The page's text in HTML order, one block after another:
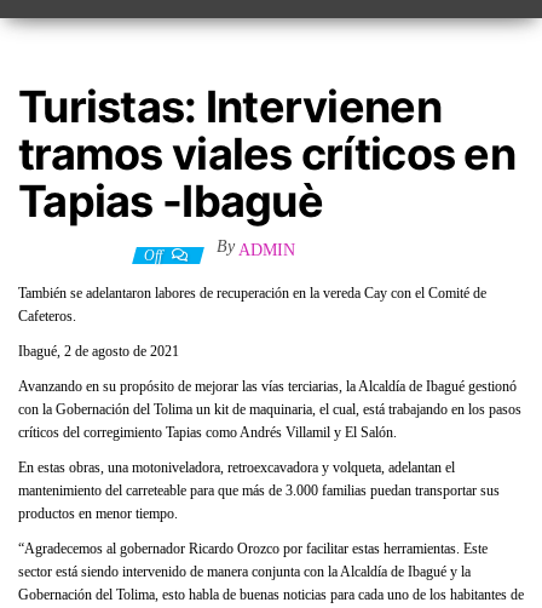
Turistas: Intervienen
tramos viales críticos en
Tapias -Ibaguè
Off By ADMIN
También se adelantaron labores de recuperación en la vereda Cay con el Comité de
Cafeteros.
Ibagué, 2 de agosto de 2021
Avanzando en su propósito de mejorar las vías terciarias, la Alcaldía de Ibagué gestionó
con la Gobernación del Tolima un kit de maquinaria, el cual, está trabajando en los pasos
críticos del corregimiento Tapias como Andrés Villamil y El Salón.
En estas obras, una motoniveladora, retroexcavadora y volqueta, adelantan el
mantenimiento del carreteable para que más de 3.000 familias puedan transportar sus
productos en menor tiempo.
“Agradecemos al gobernador Ricardo Orozco por facilitar estas herramientas. Este
sector está siendo intervenido de manera conjunta con la Alcaldía de Ibagué y la
Gobernación del Tolima, esto habla de buenas noticias para cada uno de los habitantes de